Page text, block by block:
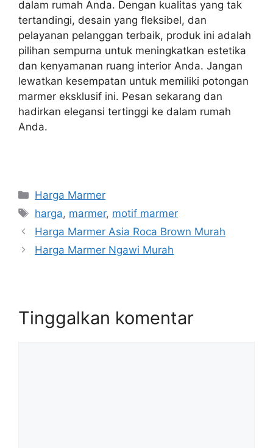
dalam rumah Anda. Dengan kualitas yang tak
tertandingi, desain yang fleksibel, dan
pelayanan pelanggan terbaik, produk ini adalah
pilihan sempurna untuk meningkatkan estetika
dan kenyamanan ruang interior Anda. Jangan
lewatkan kesempatan untuk memiliki potongan
marmer eksklusif ini. Pesan sekarang dan
hadirkan elegansi tertinggi ke dalam rumah
Anda.
Kategori
Harga Marmer
Tag
harga, marmer, motif marmer
Harga Marmer Asia Roca Brown Murah
Harga Marmer Ngawi Murah
Tinggalkan komentar